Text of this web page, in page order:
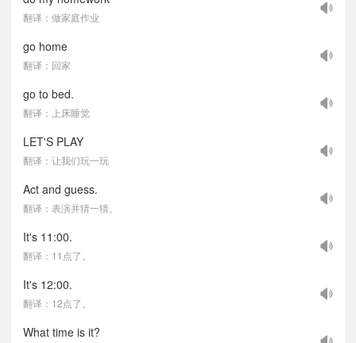
翻译：做家庭作业
go home
翻译：回家
go to bed.
翻译：上床睡觉
LET'S PLAY
翻译：让我们玩一玩
Act and guess.
翻译：表演并猜一猜。
It's 11:00.
翻译：11点了。
It's 12:00.
翻译：12点了。
What time is it?